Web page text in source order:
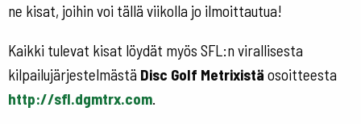
ne kisat, joihin voi tällä viikolla jo ilmoittautua!
Kaikki tulevat kisat löydät myös SFL:n virallisesta
kilpailujärjestelmästä Disc Golf Metrixistä osoitteesta
http://sfl.dgmtrx.com.